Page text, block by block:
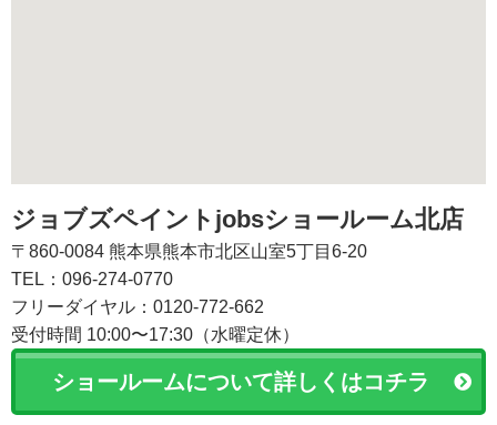
ジョブズペイントjobsショールーム北店
〒860-0084 熊本県熊本市北区山室5丁目6-20
TEL：096-274-0770
フリーダイヤル：0120-772-662
受付時間 10:00〜17:30（水曜定休）
ショールームについて詳しくはコチラ